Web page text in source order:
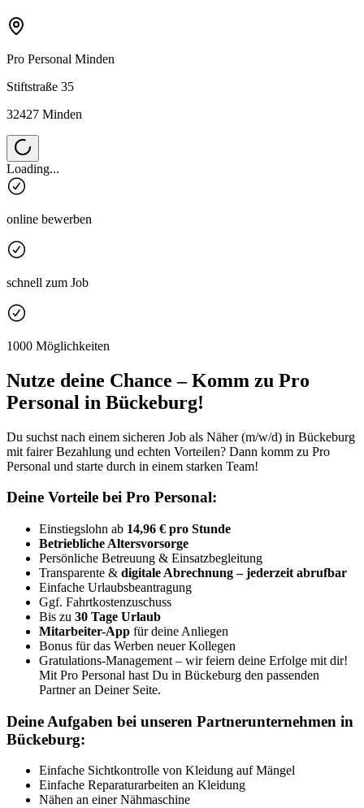
Pro Personal Minden
Stiftstraße 35
32427 Minden
Loading...
online bewerben
schnell zum Job
1000 Möglichkeiten
Nutze deine Chance – Komm zu Pro
Personal in Bückeburg!
Du suchst nach einem sicheren Job als Näher (m/w/d) in Bückeburg
mit fairer Bezahlung und echten Vorteilen? Dann komm zu Pro
Personal und starte durch in einem starken Team!
Deine Vorteile bei Pro Personal:
Einstiegslohn ab 14,96 € pro Stunde
Betriebliche Altersvorsorge
Persönliche Betreuung & Einsatzbegleitung
Transparente & digitale Abrechnung – jederzeit abrufbar
Einfache Urlaubsbeantragung
Ggf. Fahrtkostenzuschuss
Bis zu 30 Tage Urlaub
Mitarbeiter-App für deine Anliegen
Bonus für das Werben neuer Kollegen
Gratulations-Management – wir feiern deine Erfolge mit dir!
Mit Pro Personal hast Du in Bückeburg den passenden
Partner an Deiner Seite.
Deine Aufgaben bei unseren Partnerunternehmen in
Bückeburg:
Einfache Sichtkontrolle von Kleidung auf Mängel
Einfache Reparaturarbeiten an Kleidung
Nähen an einer Nähmaschine